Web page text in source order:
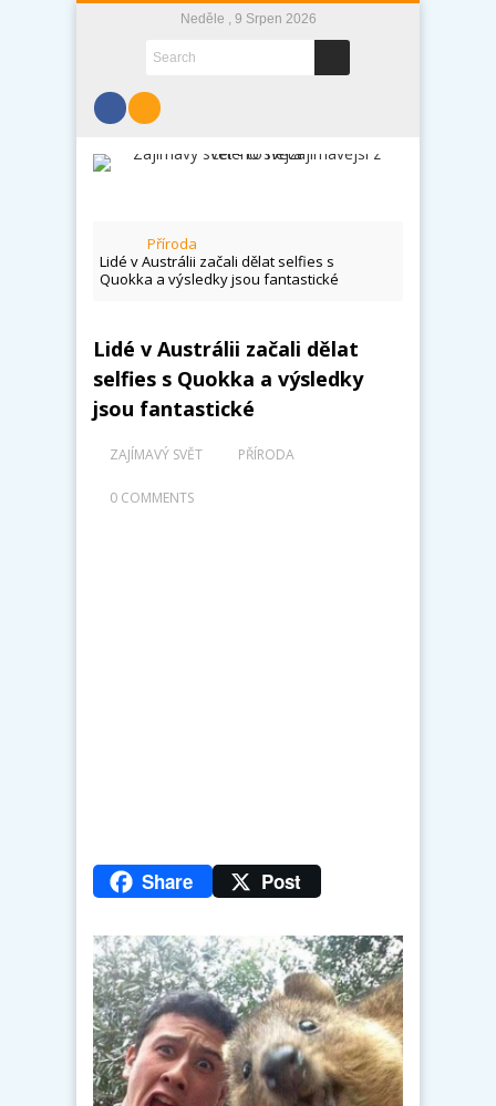
Neděle , 9 Srpen 2026
Příroda
Lidé v Austrálii začali dělat selfies s
Quokka a výsledky jsou fantastické
Lidé v Austrálii začali dělat
selfies s Quokka a výsledky
jsou fantastické
ZAJÍMAVÝ SVĚT PŘÍRODA
0 COMMENTS
Share Post